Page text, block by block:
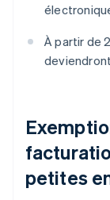
À partir de
petites